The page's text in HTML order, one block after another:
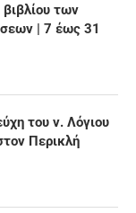
βιβλίου των
| 7 έως 31
του ν. Λόγιου
Περικλή